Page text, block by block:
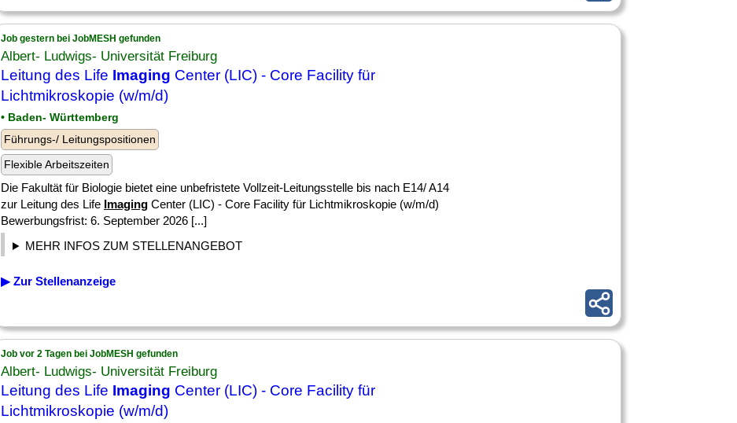
Job gestern bei JobMESH gefunden
Albert- Ludwigs- Universität Freiburg
Leitung des Life Imaging Center (LIC) - Core Facility für
Lichtmikroskopie (w/m/d)
• Baden- Württemberg
Führungs-/ Leitungspositionen
Flexible Arbeitszeiten
Die Fakultät für Biologie bietet eine unbefristete Vollzeit-Leitungsstelle bis nach E14/ A14
zur Leitung des Life Imaging Center (LIC) - Core Facility für Lichtmikroskopie (w/m/d)
Bewerbungsfrist: 6. September 2026 [...]
MEHR INFOS ZUM STELLENANGEBOT
▶ Zur Stellenanzeige
Job vor 2 Tagen bei JobMESH gefunden
Albert- Ludwigs- Universität Freiburg
Leitung des Life Imaging Center (LIC) - Core Facility für
Lichtmikroskopie (w/m/d)